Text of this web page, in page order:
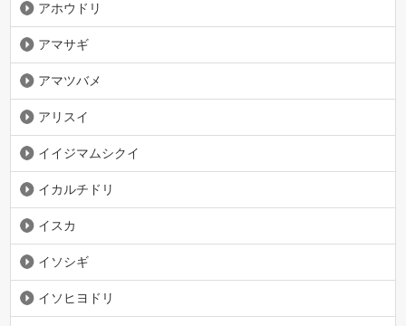
アホウドリ
アマサギ
アマツバメ
アリスイ
イイジマムシクイ
イカルチドリ
イスカ
イソシギ
イソヒヨドリ